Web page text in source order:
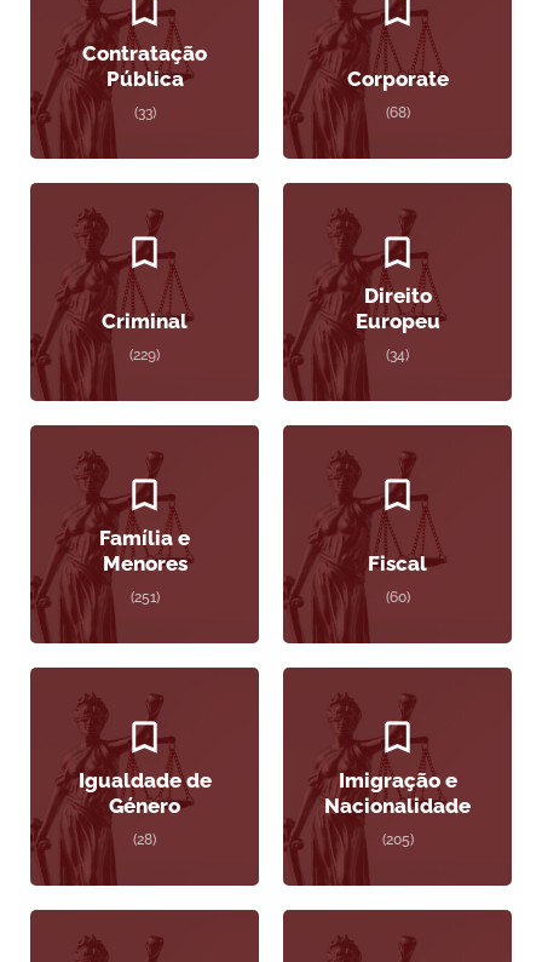
Contratação
Pública
(33)
Corporate
(68)
Criminal
(229)
Direito
Europeu
(34)
Família e
Menores
(251)
Fiscal
(60)
Igualdade de
Género
(28)
Imigração e
Nacionalidade
(205)